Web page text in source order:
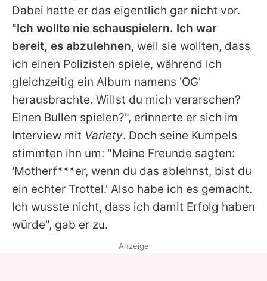
Dabei hatte er das eigentlich gar nicht vor.
"Ich wollte nie schauspielern. Ich war
bereit, es abzulehnen, weil sie wollten, dass
ich einen Polizisten spiele, während ich
gleichzeitig ein Album namens 'OG'
herausbrachte. Willst du mich verarschen?
Einen Bullen spielen?", erinnerte er sich im
Interview mit Variety. Doch seine Kumpels
stimmten ihn um: "Meine Freunde sagten:
'Motherf***er, wenn du das ablehnst, bist du
ein echter Trottel.' Also habe ich es gemacht.
Ich wusste nicht, dass ich damit Erfolg haben
würde", gab er zu.
Anzeige